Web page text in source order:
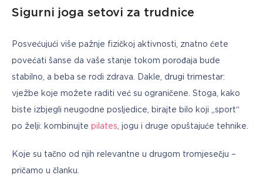
Sigurni joga setovi za trudnice
Posvećujući više pažnje fizičkoj aktivnosti, znatno ćete
povećati šanse da vaše stanje tokom porođaja bude
stabilno, a beba se rodi zdrava. Dakle, drugi trimestar:
vježbe koje možete raditi već su ograničene. Stoga, kako
biste izbjegli neugodne posljedice, birajte bilo koji „sport“
po želji: kombinujte pilates , jogu i druge opuštajuće tehnike.
Koje su tačno od njih relevantne u drugom tromjesečju –
pričamo u članku.